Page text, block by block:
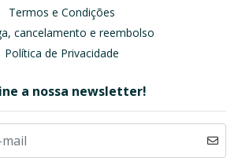
Termos e Condições
cancelamento e reembolso
Política de Privacidade
a nossa newsletter!